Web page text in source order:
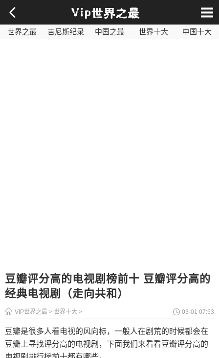
世界之最 吉尼斯纪录 中国之最 世界十大
中国十大
豆瓣评分高的电视剧榜前十 豆瓣评分高的
经典电视剧（走向共和）
VIP世界之最 > 世界十大 > 03-01 07:53
豆瓣是很多人看电视的风向标，一般人在剧荒的时候都会在
豆瓣上寻找评分高的电视剧，下面我们来看看豆瓣评分高的